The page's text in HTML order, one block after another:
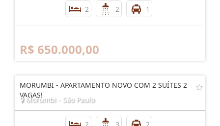
2 2 1
R$ 650.000,00
MORUMBI - APARTAMENTO NOVO COM 2 SUÍTES 2
VAGAS!
Morumbi - São Paulo